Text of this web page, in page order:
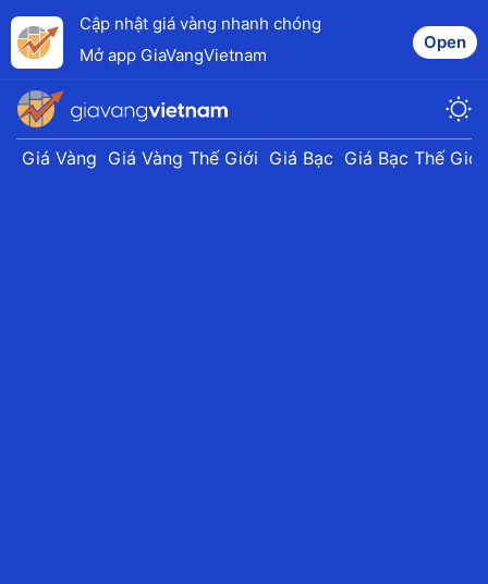
Cập nhật giá vàng nhanh chóng
Mở app GiaVangVietnam
Open
Giá Vàng Giá Vàng Thế Giới Giá Bạc Giá Bạc Thế Giới